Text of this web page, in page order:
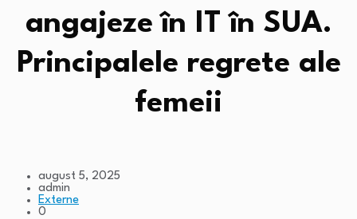
angajeze în IT în SUA.
Principalele regrete ale
femeii
august 5, 2025
admin
Externe
0